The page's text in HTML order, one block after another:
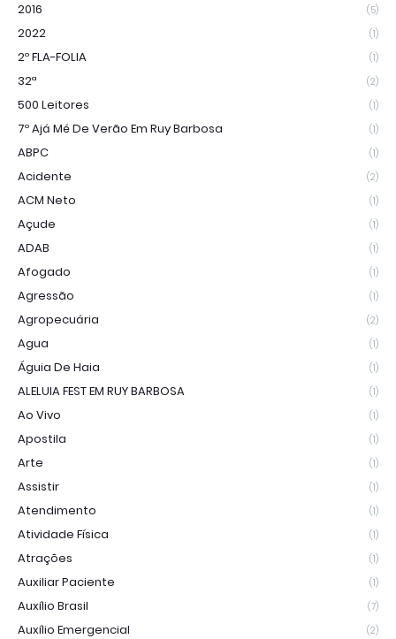
2016 (5)
2022 (1)
2º FLA-FOLIA (1)
32ª (2)
500 Leitores (1)
7º Ajá Mé De Verão Em Ruy Barbosa (1)
ABPC (1)
Acidente (2)
ACM Neto (1)
Açude (1)
ADAB (1)
Afogado (1)
Agressão (1)
Agropecuária (2)
Agua (1)
Águia De Haia (1)
ALELUIA FEST EM RUY BARBOSA (1)
Ao Vivo (1)
Apostila (1)
Arte (1)
Assistir (1)
Atendimento (1)
Atividade Física (1)
Atrações (1)
Auxiliar Paciente (1)
Auxílio Brasil (7)
Auxílio Emergencial (2)